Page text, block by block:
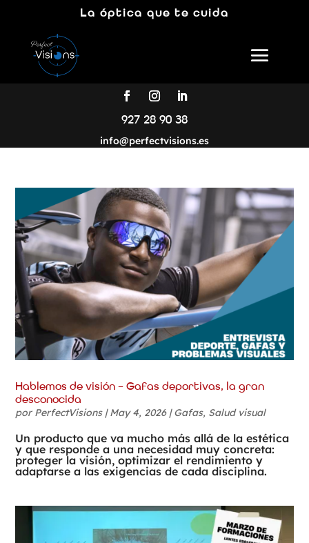
La óptica que te cuida
927 28 90 38
info@perfectvisions.es
Hablemos de visión – Gafas deportivas, la gran
desconocida
por PerfectVisions|May 4, 2026|Gafas, Salud visual
Un producto que va mucho más allá de la estética
y que responde a una necesidad muy concreta:
proteger la visión, optimizar el rendimiento y
adaptarse a las exigencias de cada disciplina.